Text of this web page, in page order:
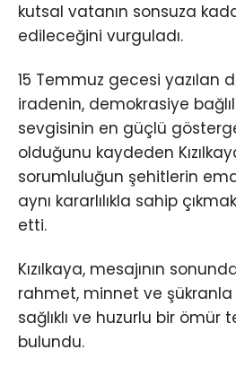
kutsal vatanın sonsuza
edileceğini vurguladı.
15 Temmuz gecesi yazılan
iradenin, demokrasiye
sevgisinin en güçlü
olduğunu kaydeden
sorumluluğun şehitlerin
aynı kararlılıkla sahip
etti.
Kızılkaya, mesajının
rahmet, minnet ve şükranla
sağlıklı ve huzurlu bir ömür
bulundu.